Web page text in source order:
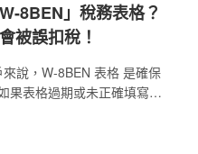
8BEN」稅務表格？
被誤扣稅！
說，W-8BEN 表格 是確保
果表格過期或未正確填寫，
份未被正確認定，你 的資本